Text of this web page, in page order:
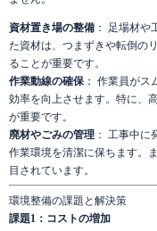
資材置き場の整備 ： 足場材
た資材は、つまずきや転倒の
ることが重要です。
作業動線の確保 ： 作業員が
効率を向上させます。特に、
が重要です。
廃材やごみの管理 ： 工事中に
作業環境を清潔に保ちます。
目されています。
環境整備の課題と解決策
課題1：コストの増加